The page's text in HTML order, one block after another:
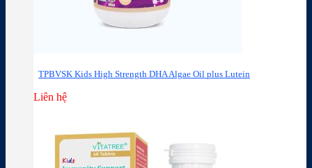
TPBVSK Kids High Strength DHA Algae Oil plus Lutein
Liên hệ